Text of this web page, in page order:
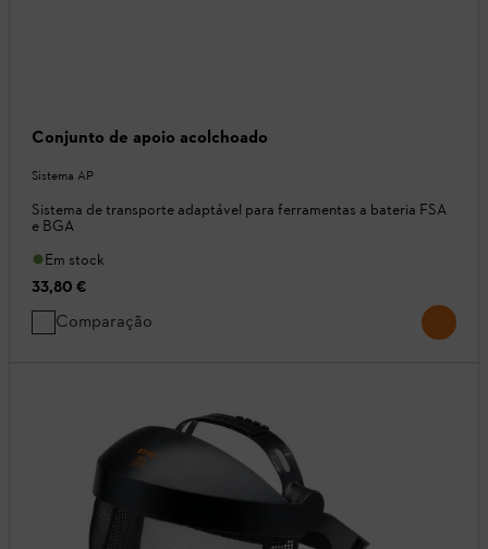
Conjunto de apoio acolchoado
Sistema AP
Sistema de transporte adaptável para ferramentas a bateria FSA
e BGA
Em stock
33,80 €
Comparação